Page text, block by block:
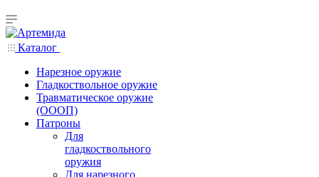
Каталог
Нарезное оружие
Гладкоствольное оружие
Травматическое оружие
(ОООП)
Патроны
Для
гладкоствольного
оружия
Для нарезного